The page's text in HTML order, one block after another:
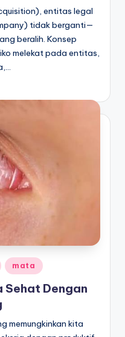
entitas legal
tidak berganti—
beralih. Konsep
melekat pada entitas,
mata
Sehat Dengan
memungkinkan kita